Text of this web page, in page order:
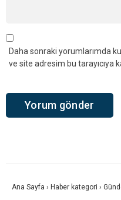
Daha sonraki yorumlarımda
ve site adresim bu tarayıcıya
Ana Sayfa › Haber kategori ›